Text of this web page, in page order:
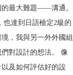
最大難題——溝通。
也達到日語檢定2級的
，我與另一外外國組
對設計的想法。
像
及如何評估好的設